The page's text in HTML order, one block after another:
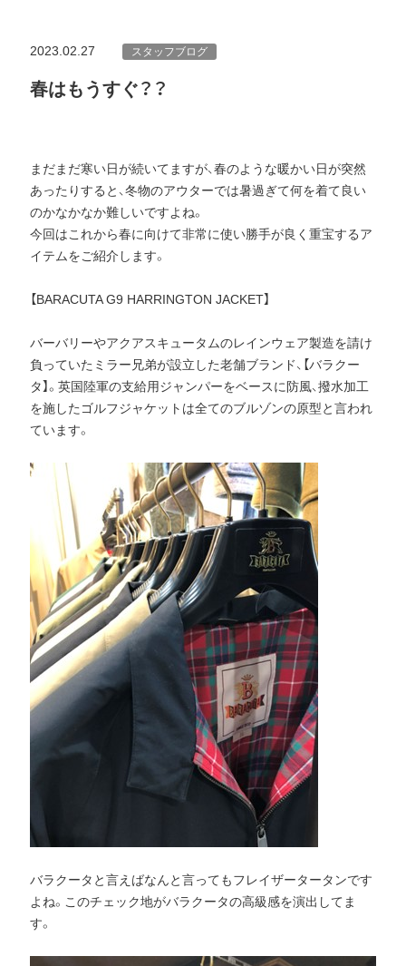
2023.02.27 スタッフブログ
春はもうすぐ？？
まだまだ寒い日が続いてますが、春のような暖かい日が突然
あったりすると、冬物のアウターでは暑過ぎて何を着て良い
のかなかなか難しいですよね。
今回はこれから春に向けて非常に使い勝手が良く重宝するア
イテムをご紹介します。
【BARACUTA G9 HARRINGTON JACKET】
バーバリーやアクアスキュータムのレインウェア製造を請け
負っていたミラー兄弟が設立した老舗ブランド、【バラクー
タ】。英国陸軍の支給用ジャンパーをベースに防風、撥水加工
を施したゴルフジャケットは全てのブルゾンの原型と言われ
ています。
バラクータと言えばなんと言ってもフレイザータータンです
よね。このチェック地がバラクータの高級感を演出してま
す。